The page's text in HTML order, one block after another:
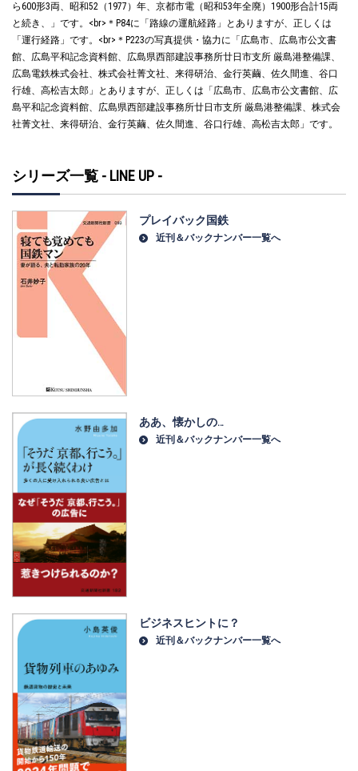
ら600形3両、昭和52（1977）年、京都市電（昭和53年全廃）1900形合計15両
と続き、」です。<br>＊P84に「路線の運航経路」とありますが、正しくは
「運行経路」です。<br>＊P223の写真提供・協力に「広島市、広島市公文書
館、広島平和記念資料館、広島県西部建設事務所廿日市支所 厳島港整備課、
広島電鉄株式会社、株式会社菁文社、来得研治、金行英繭、佐久間進、谷口
行雄、高松吉太郎」とありますが、正しくは「広島市、広島市公文書館、広
島平和記念資料館、広島県西部建設事務所廿日市支所 厳島港整備課、株式会
社菁文社、来得研治、金行英繭、佐久間進、谷口行雄、高松吉太郎」です。
シリーズ一覧 - LINE UP -
プレイバック国鉄
近刊＆バックナンバー一覧へ
ああ、懐かしの…
近刊＆バックナンバー一覧へ
ビジネスヒントに？
近刊＆バックナンバー一覧へ